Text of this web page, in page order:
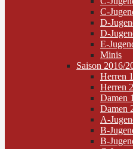
C-
D-
D-
E-
Minis
Saison 2016/
Herren 1
Herren 2
Damen 1
Damen
A-
B-
B-